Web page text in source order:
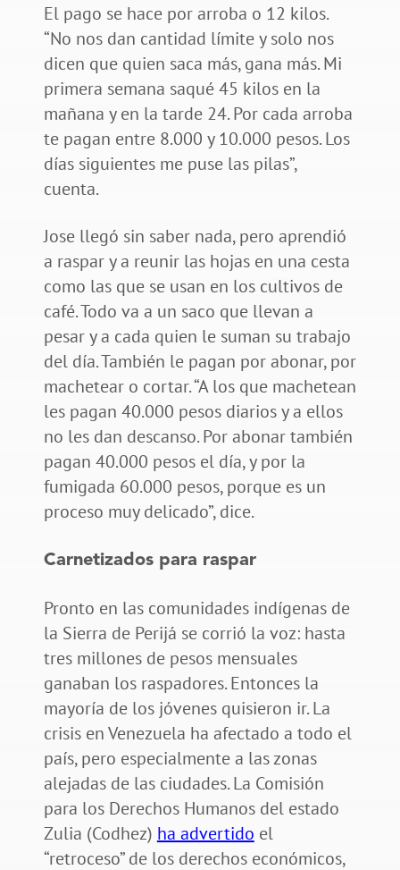
El pago se hace por arroba o 12 kilos.
“No nos dan cantidad límite y solo nos
dicen que quien saca más, gana más. Mi
primera semana saqué 45 kilos en la
mañana y en la tarde 24. Por cada arroba
te pagan entre 8.000 y 10.000 pesos. Los
días siguientes me puse las pilas”,
cuenta.
Jose llegó sin saber nada, pero aprendió
a raspar y a reunir las hojas en una cesta
como las que se usan en los cultivos de
café. Todo va a un saco que llevan a
pesar y a cada quien le suman su trabajo
del día. También le pagan por abonar, por
machetear o cortar. “A los que machetean
les pagan 40.000 pesos diarios y a ellos
no les dan descanso. Por abonar también
pagan 40.000 pesos el día, y por la
fumigada 60.000 pesos, porque es un
proceso muy delicado”, dice.
Carnetizados para raspar
Pronto en las comunidades indígenas de
la Sierra de Perijá se corrió la voz: hasta
tres millones de pesos mensuales
ganaban los raspadores. Entonces la
mayoría de los jóvenes quisieron ir. La
crisis en Venezuela ha afectado a todo el
país, pero especialmente a las zonas
alejadas de las ciudades. La Comisión
para los Derechos Humanos del estado
Zulia (Codhez) ha advertido el
“retroceso” de los derechos económicos,